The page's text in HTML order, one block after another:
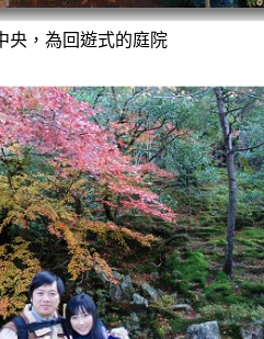
央，為回遊式的庭院